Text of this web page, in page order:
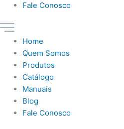
Fale Conosco
Home
Quem Somos
Produtos
Catálogo
Manuais
Blog
Fale Conosco